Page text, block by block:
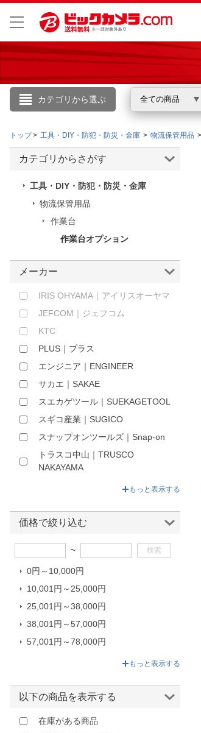
カテゴリから選ぶ 全ての商品
こんにちは
ログイン
お買いもの履歴
閲覧履歴
お知らせ
トップ 工具・DIY・防犯・防災・金庫 物流保管用品
カテゴリからさがす
工具・DIY・防犯・防災・金庫
物流保管用品
作業台
作業台オプション
メーカー
IRIS OHYAMA｜アイリスオーヤマ
JEFCOM｜ジェフコム
KTC
PLUS｜プラス
エンジニア｜ENGINEER
サカエ｜SAKAE
スエカゲツール｜SUEKAGETOOL
スギコ産業｜SUGICO
スナップオンツールズ｜Snap-on
トラスコ中山｜TRUSCO
NAKAYAMA
バーコ｜BAHCO
もりや産業｜MORIYA Sangyo
リヒトラブ｜LIHIT LAB.
ワールドツール｜WORLDTOOL
中興化成工業｜CHUKOH
CHEMICAL INDUSTRIES
山金工業｜YAMAKIN
もっと表示する
価格で絞り込む
~
0円～10,000円
10,001円～25,000円
25,001円～38,000円
38,001円～57,000円
57,001円～78,000円
もっと表示する
以下の商品を表示する
在庫がある商品